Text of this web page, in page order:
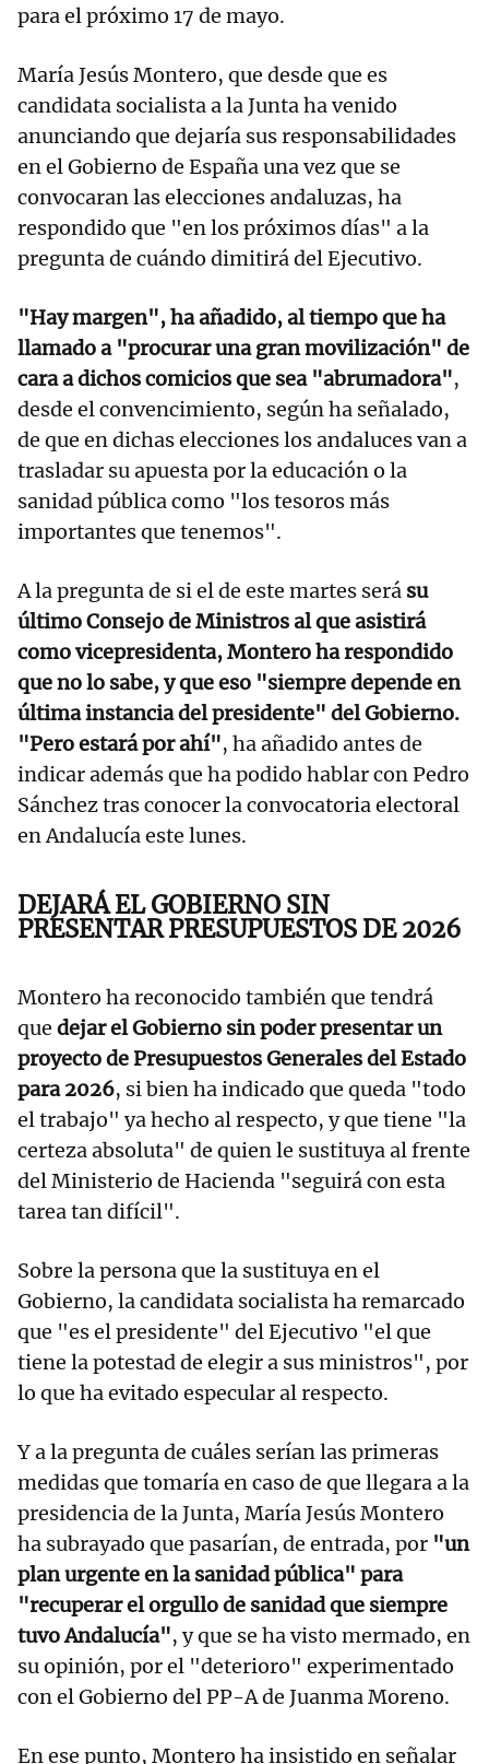
para el próximo 17 de mayo.
María Jesús Montero, que desde que es
candidata socialista a la Junta ha venido
anunciando que dejaría sus responsabilidades
en el Gobierno de España una vez que se
convocaran las elecciones andaluzas, ha
respondido que "en los próximos días" a la
pregunta de cuándo dimitirá del Ejecutivo.
"Hay margen", ha añadido, al tiempo que ha
llamado a "procurar una gran movilización" de
cara a dichos comicios que sea "abrumadora",
desde el convencimiento, según ha señalado,
de que en dichas elecciones los andaluces van a
trasladar su apuesta por la educación o la
sanidad pública como "los tesoros más
importantes que tenemos".
A la pregunta de si el de este martes será su
último Consejo de Ministros al que asistirá
como vicepresidenta, Montero ha respondido
que no lo sabe, y que eso "siempre depende en
última instancia del presidente" del Gobierno.
"Pero estará por ahí", ha añadido antes de
indicar además que ha podido hablar con Pedro
Sánchez tras conocer la convocatoria electoral
en Andalucía este lunes.
DEJARÁ EL GOBIERNO SIN
PRESENTAR PRESUPUESTOS DE 2026
Montero ha reconocido también que tendrá
que dejar el Gobierno sin poder presentar un
proyecto de Presupuestos Generales del Estado
para 2026, si bien ha indicado que queda "todo
el trabajo" ya hecho al respecto, y que tiene "la
certeza absoluta" de quien le sustituya al frente
del Ministerio de Hacienda "seguirá con esta
tarea tan difícil".
Sobre la persona que la sustituya en el
Gobierno, la candidata socialista ha remarcado
que "es el presidente" del Ejecutivo "el que
tiene la potestad de elegir a sus ministros", por
lo que ha evitado especular al respecto.
Y a la pregunta de cuáles serían las primeras
medidas que tomaría en caso de que llegara a la
presidencia de la Junta, María Jesús Montero
ha subrayado que pasarían, de entrada, por "un
plan urgente en la sanidad pública" para
"recuperar el orgullo de sanidad que siempre
tuvo Andalucía", y que se ha visto mermado, en
su opinión, por el "deterioro" experimentado
con el Gobierno del PP-A de Juanma Moreno.
En ese punto, Montero ha insistido en señalar